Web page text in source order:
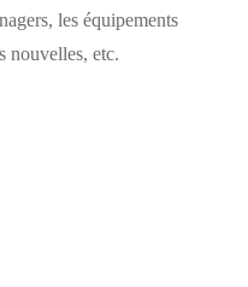
les équipements
nouvelles, etc.